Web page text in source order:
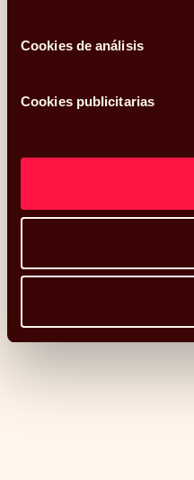
Cookies de análisis
Cookies publicitarias